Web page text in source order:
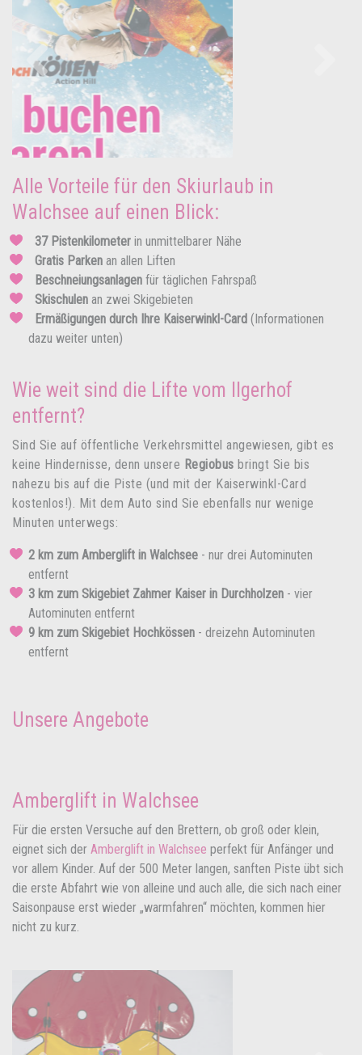
Previous
Alle Vorteile für den Skiurlaub in
Walchsee auf einen Blick:
37 Pistenkilometer in unmittelbarer Nähe
Gratis Parken an allen Liften
Beschneiungsanlagen für täglichen Fahrspaß
Skischulen an zwei Skigebieten
Ermäßigungen durch Ihre Kaiserwinkl-Card (Informationen
dazu weiter unten)
Wie weit sind die Lifte vom Ilgerhof
entfernt?
Sind Sie auf öffentliche Verkehrsmittel angewiesen, gibt es
keine Hindernisse, denn unsere Regiobus bringt Sie bis
nahezu bis auf die Piste (und mit der Kaiserwinkl-Card
kostenlos!). Mit dem Auto sind Sie ebenfalls nur wenige
Minuten unterwegs:
2 km zum Amberglift in Walchsee - nur drei Autominuten
entfernt
3 km zum Skigebiet Zahmer Kaiser in Durchholzen - vier
Autominuten entfernt
9 km zum Skigebiet Hochkössen - dreizehn Autominuten
entfernt
Unsere Angebote
Amberglift in Walchsee
Für die ersten Versuche auf den Brettern, ob groß oder klein,
eignet sich der Amberglift in Walchsee perfekt für Anfänger und
vor allem Kinder. Auf der 500 Meter langen, sanften Piste übt sich
die erste Abfahrt wie von alleine und auch alle, die sich nach einer
Saisonpause erst wieder „warmfahren“ möchten, kommen hier
nicht zu kurz.